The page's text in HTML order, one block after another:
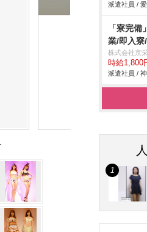
派遣社員 /
「寮完
業/即入寮
株式会社京
時給1,800
派遣社員 /